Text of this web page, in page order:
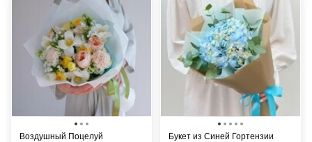
Воздушный Поцелуй Букет из Синей Гортензии